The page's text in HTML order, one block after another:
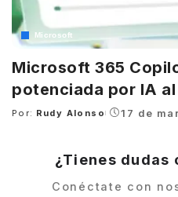
Microsoft
Microsoft 365
potenciada por IA
Posted
Por: Rudy Alonso 17 de
¿Tienes dudas
Conéctate con